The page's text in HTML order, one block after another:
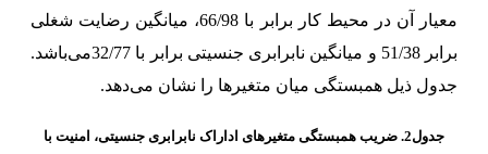
معیار آن در محیط کار برابر با 66/98، میانگین رضایت شغلی
برابر 51/38 و میانگین نابرابری جنسیتی برابر با 32/77می‌باشد.
جدول ذیل همبستگی میان متغیرها را نشان می‌دهد.
جدول2. ضریب همبستگی متغیرهای اداراک نابرابری جنسیتی، امنیت با